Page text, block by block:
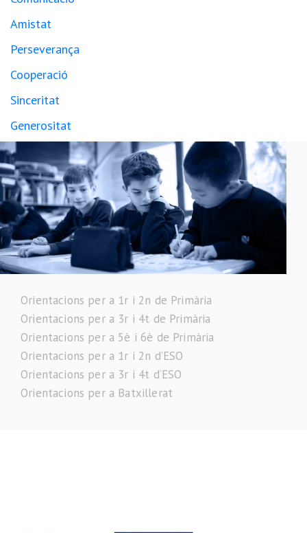
Amistat
Perseverança
Cooperació
Sinceritat
Generositat
Orientacions per a 1r i 2n de Primària
Orientacions per a 3r i 4t de Primària
Orientacions per a 5è i 6è de Primària
Orientacions per a 1r i 2n d’ESO
Orientacions per a 3r i 4t d’ESO
Orientacions per a Batxillerat